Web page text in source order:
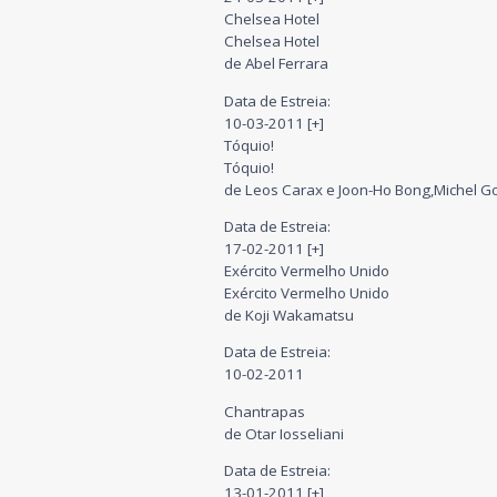
Chelsea Hotel
Chelsea Hotel
de Abel Ferrara
Data de Estreia:
10-03-2011 [+]
Tóquio!
Tóquio!
de Leos Carax e Joon-Ho Bong,Michel
Data de Estreia:
17-02-2011 [+]
Exército Vermelho Unido
Exército Vermelho Unido
de Koji Wakamatsu
Data de Estreia:
10-02-2011
Chantrapas
de Otar Iosseliani
Data de Estreia:
13-01-2011 [+]